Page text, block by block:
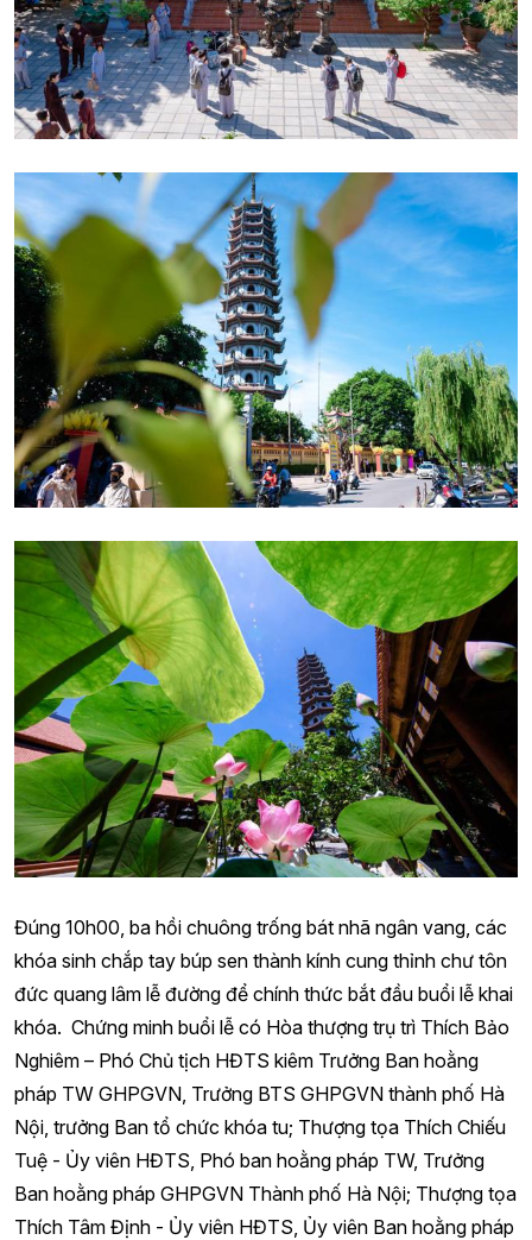
Đúng 10h00, ba hồi chuông trống bát nhã ngân vang, các
khóa sinh chắp tay búp sen thành kính cung thỉnh chư tôn
đức quang lâm lễ đường để chính thức bắt đầu buổi lễ khai
khóa. Chứng minh buổi lễ có Hòa thượng trụ trì Thích Bảo
Nghiêm – Phó Chủ tịch HĐTS kiêm Trưởng Ban hoằng
pháp TW GHPGVN, Trưởng BTS GHPGVN thành phố Hà
Nội, trưởng Ban tổ chức khóa tu; Thượng tọa Thích Chiếu
Tuệ - Ủy viên HĐTS, Phó ban hoằng pháp TW, Trưởng
Ban hoằng pháp GHPGVN Thành phố Hà Nội; Thượng tọa
Thích Tâm Định - Ủy viên HĐTS, Ủy viên Ban hoằng pháp